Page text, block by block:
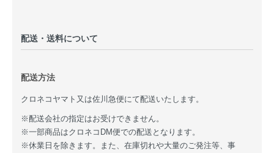
配送・送料について
配送方法
クロネコヤマト又は佐川急便にて配送いたします。
※配送会社の指定はお受けできません。
※一部商品はクロネコDM便での配送となります。
※休業日を除きます。また、在庫切れや大量のご発注等、事